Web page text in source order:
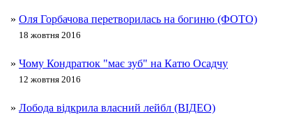
» Оля Горбачова перетворилась на богиню (ФОТО)
18 жовтня 2016
» Чому Кондратюк "має зуб" на Катю Осадчу
12 жовтня 2016
» Лобода відкрила власний лейбл (ВІДЕО)